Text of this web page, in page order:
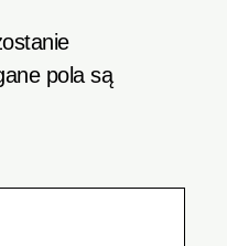
pola są